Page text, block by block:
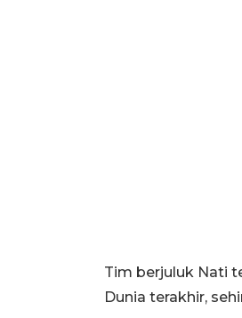
Tim berjuluk Nati
Dunia terakhir,